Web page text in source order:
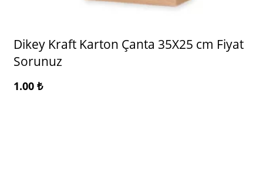
Dikey Kraft Karton Çanta 35X25 cm Fiyat
Sorunuz
1.00 ₺